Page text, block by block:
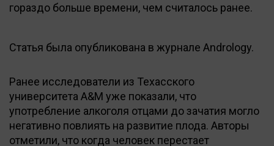
гораздо больше времени, чем считалось ранее.
Статья была опубликована в журнале Andrology.
Ранее исследователи из Техасского
университета A&M уже показали, что
употребление алкоголя отцами до зачатия могло
негативно повлиять на развитие плода. Авторы
отметили, что когда человек перестает